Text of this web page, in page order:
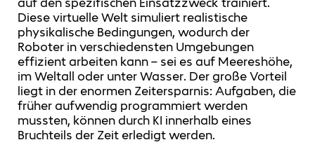
Diese virtuelle Welt simuliert realistische
physikalische Bedingungen, wodurch der
Roboter in verschiedensten Umgebungen
effizient arbeiten kann – sei es auf Meereshöhe,
im Weltall oder unter Wasser. Der große Vorteil
liegt in der enormen Zeitersparnis: Aufgaben, die
früher aufwendig programmiert werden
mussten, können durch KI innerhalb eines
Bruchteils der Zeit erledigt werden.